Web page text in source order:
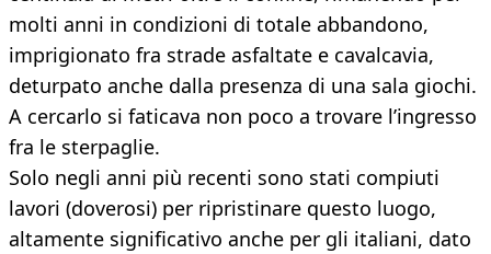
molti anni in condizioni di totale abbandono,
imprigionato fra strade asfaltate e cavalcavia,
deturpato anche dalla presenza di una sala giochi.
A cercarlo si faticava non poco a trovare l’ingresso
fra le sterpaglie.
Solo negli anni più recenti sono stati compiuti
lavori (doverosi) per ripristinare questo luogo,
altamente significativo anche per gli italiani, dato